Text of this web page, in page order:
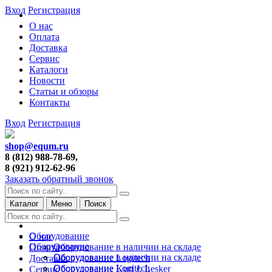
О нас
Оплата
Доставка
Сервис
Каталоги
Новости
Статьи и обзоры
Контакты
Вход Регистрация
Вход Регистрация
shop@equm.ru
8 (812) 988-78-69,
8 (921) 912-62-96
Заказать обратный звонок
Каталог Меню Поиск
О нас
Оплата
Доставка
Сервис
Оборудование
Оборудование в наличии на складе
Оборудование Logitech
Оборудование Kurt J. Lesker
Оборудование
Оборудование в наличии на складе
Оборудование Logitech